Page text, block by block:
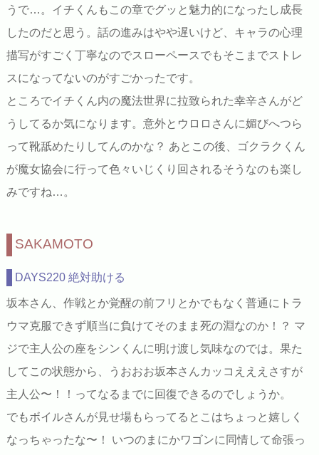
うで…。イチくんもこの章でグッと魅力的になったし成長
したのだと思う。話の進みはやや遅いけど、キャラの心理
描写がすごく丁寧なのでスローペースでもそこまでストレ
スになってないのがすごかったです。
ところでイチくん内の魔法世界に拉致られた幸辛さんがど
うしてるか気になります。意外とウロロさんに媚びへつら
って靴舐めたりしてんのかな？ あとこの後、ゴクラクくん
が魔女協会に行って色々いじくり回されるそうなのも楽し
みですね…。
SAKAMOTO
DAYS220 絶対助ける
坂本さん、作戦とか覚醒の前フリとかでもなく普通にトラ
ウマ克服できず順当に負けてそのまま死の淵なのか！？ マ
ジで主人公の座をシンくんに明け渡し気味なのでは。果た
してこの状態から、うおおお坂本さんカッコえええさすが
主人公〜！！ってなるまでに回復できるのでしょうか。
でもボイルさんが見せ場もらってるとこはちょっと嬉しく
なっちゃったな〜！ いつのまにかワゴンに同情して命張っ